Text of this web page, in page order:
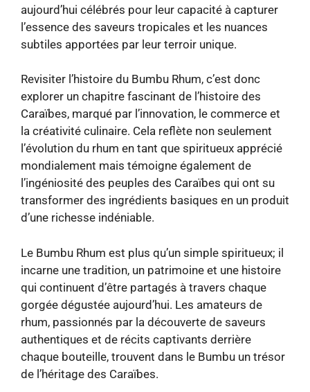
aujourd’hui célébrés pour leur capacité à capturer
l’essence des saveurs tropicales et les nuances
subtiles apportées par leur terroir unique.
Revisiter l’histoire du Bumbu Rhum, c’est donc
explorer un chapitre fascinant de l’histoire des
Caraïbes, marqué par l’innovation, le commerce et
la créativité culinaire. Cela reflète non seulement
l’évolution du rhum en tant que spiritueux apprécié
mondialement mais témoigne également de
l’ingéniosité des peuples des Caraïbes qui ont su
transformer des ingrédients basiques en un produit
d’une richesse indéniable.
Le Bumbu Rhum est plus qu’un simple spiritueux; il
incarne une tradition, un patrimoine et une histoire
qui continuent d’être partagés à travers chaque
gorgée dégustée aujourd’hui. Les amateurs de
rhum, passionnés par la découverte de saveurs
authentiques et de récits captivants derrière
chaque bouteille, trouvent dans le Bumbu un trésor
de l’héritage des Caraïbes.